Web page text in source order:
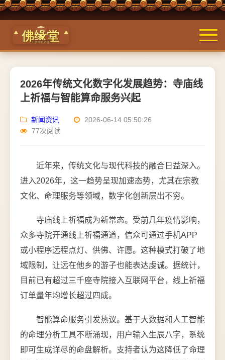
2026年传统文化数字化发展趋势：寺庙线
上祈福与智能算命服务兴起
新闻资讯
2026-06-14 05:50:26
77次阅读
近年来，传统文化与现代科技的融合日益深入。
进入2026年，这一趋势呈现加速态势，尤其在宗教
文化、命理服务等领域，数字化创新层出不穷。
寺庙线上祈福成为新常态。受前几年疫情影响，
众多寺院开通线上祈福通道，信众可通过手机APP
或小程序远程点灯、供佛、许愿。这种模式打破了地
域限制，让远在他乡的游子也能表达虔诚。据统计，
目前已有超过三千座寺院接入互联网平台，线上祈福
订单量年均增长超过四成。
智能算命服务引发热议。基于大数据和人工智能
的命理分析工具不断涌现，用户输入生辰八字，系统
即可生成详尽的命盘解析。支持者认为这降低了命理